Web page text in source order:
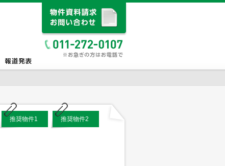
推奨物件1 推奨物件2